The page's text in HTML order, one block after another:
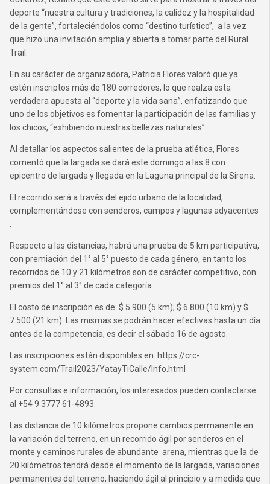
deporte “nuestra cultura y tradiciones, la calidez y la hospitalidad
de la gente”, fortaleciéndolos como “destino turístico”, a la vez
que hizo una invitación amplia y abierta a tomar parte del Rural
Trail.
En su carácter de organizadora, Patricia Flores valoró que ya
estén inscriptos más de 180 corredores, lo que realza esta
verdadera apuesta al “deporte y la vida sana”, enfatizando que
uno de los objetivos es fomentar la participación de las familias y
los chicos, “exhibiendo nuestras bellezas naturales”.
Al detallar los aspectos salientes de la prueba atlética, Flores
comentó que la largada se dará este domingo a las 8 con
epicentro de largada y llegada en la Laguna principal de la Sirena.
El recorrido será a través del ejido urbano de la localidad,
complementándose con senderos, campos y lagunas adyacentes
Respecto a las distancias, habrá una prueba de 5 km participativa,
con premiación del 1° al 5° puesto de cada género, en tanto los
recorridos de 10 y 21 kilómetros son de carácter competitivo, con
premios del 1° al 3° de cada categoría.
El costo de inscripción es de: $ 5.900 (5 km); $ 6.800 (10 km) y $
7.500 (21 km). Las mismas se podrán hacer efectivas hasta un día
antes de la competencia, es decir el sábado 16 de agosto.
Las inscripciones están disponibles en: https://crc-
system.com/Trail2023/YatayTiCalle/Info.html
Por consultas e información, los interesados pueden contactarse
al +54 9 3777 61-4893.
Las distancia de 10 kilómetros propone cambios permanente en
la variación del terreno, en un recorrido ágil por senderos en el
monte y caminos rurales de abundante arena, mientras que la de
20 kilómetros tendrá desde el momento de la largada, variaciones
permanentes del terreno, haciendo ágil al principio y a medida que